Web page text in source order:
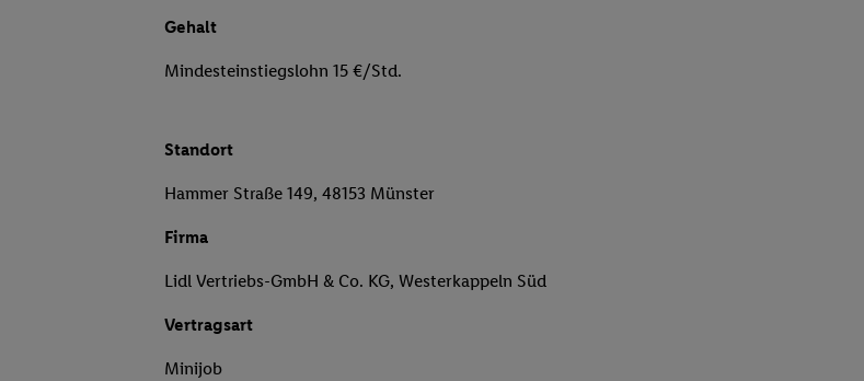
Gehalt
Mindesteinstiegslohn 15 €/Std.
Standort
Hammer Straße 149, 48153 Münster
Firma
Lidl Vertriebs-GmbH & Co. KG, Westerkappeln Süd
Vertragsart
Minijob